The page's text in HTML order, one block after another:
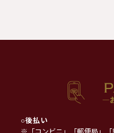
○後払い